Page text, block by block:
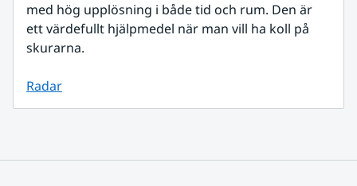
med hög upplösning i både tid och rum. Den är
ett värdefullt hjälpmedel när man vill ha koll på
skurarna.
Radar